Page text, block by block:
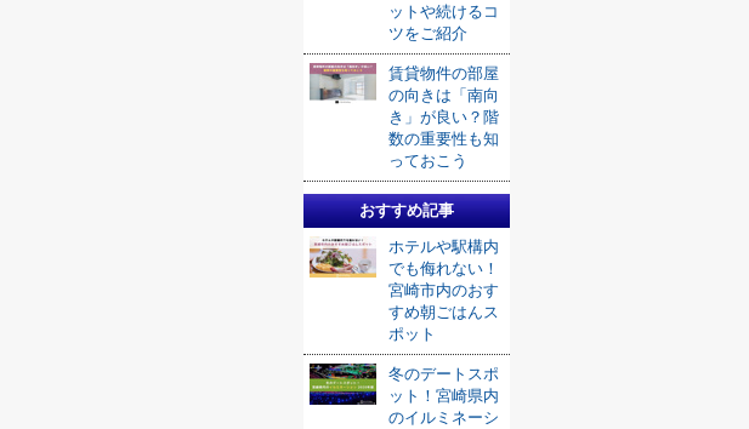
ットや続けるコ
ツをご紹介
賃貸物件の部屋
の向きは「南向
き」が良い？階
数の重要性も知
っておこう
おすすめ記事
ホテルや駅構内
でも侮れない！
宮崎市内のおす
すめ朝ごはんス
ポット
冬のデートスポ
ット！宮崎県内
のイルミネーシ